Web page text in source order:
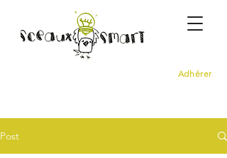
Adhérer
Post